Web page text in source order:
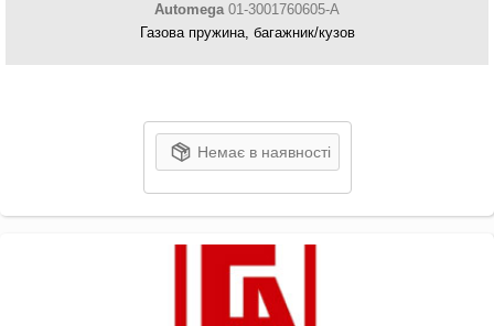
Automega01-3001760605-A
Газова пружина, багажник/кузов
Немає в наявності